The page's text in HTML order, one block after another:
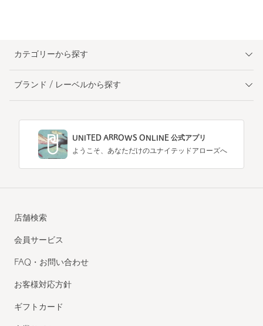
カテゴリーから探す
ブランド / レーベルから探す
UNITED ARROWS ONLINE 公式アプリ
ようこそ、あなただけのユナイテッドアローズへ
店舗検索
会員サービス
FAQ・お問い合わせ
お客様対応方針
ギフトカード